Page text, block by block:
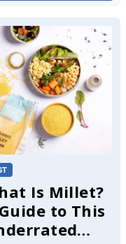
Is Millet?
to This